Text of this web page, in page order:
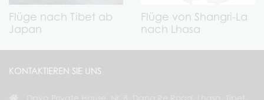
Flüge nach Tibet ab
Japan
Flüge von Shangri-La
nach Lhasa
KONTAKTIEREN SIE UNS